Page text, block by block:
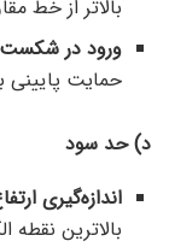
بالاتر از خط
ورود در شکست
حمایت پایینی
د) حد سود
اندازه‌گیری
بالاترین نقطه